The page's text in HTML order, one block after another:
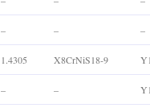
– – –
1.4305 X8CrNiS18-9
– –